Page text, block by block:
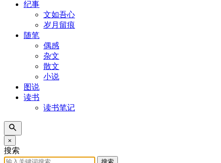
纪事
文如吾心
岁月留痕
随笔
偶感
杂文
散文
小说
图说
读书
读书笔记
×
搜索